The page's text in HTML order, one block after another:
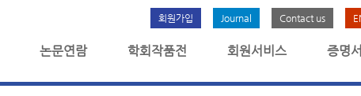
회원가입 Journal Contact us
논문연람 학회작품전 회원서비스 증명